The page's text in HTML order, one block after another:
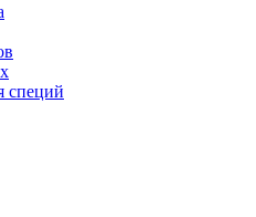
специй